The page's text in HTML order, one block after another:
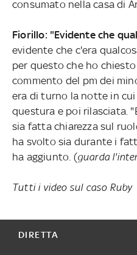
consumato nella casa di
Fiorillo: "Evidente che
evidente che c'era
per questo che ho
commento del pm dei
era di turno la notte in
questura e poi rilasciata.
sia fatta chiarezza sul
ha svolto sia durante i
ha aggiunto. (guarda
Tutti i video sul caso Ruby
DIRETTA